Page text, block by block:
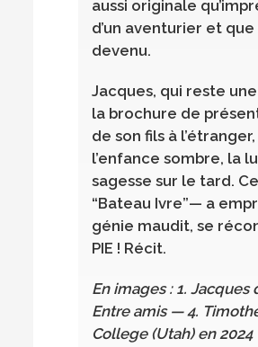
aussi originale
d’un aventurier et
devenu.
Jacques, qui reste
la brochure de
de son fils à
l’enfance sombre, la
sagesse sur le tard.
“Bateau Ivre”— a
génie maudit, se
PIE ! Récit.
En images : 1. Jacques
Entre amis — 4.
College (Utah) en 2024